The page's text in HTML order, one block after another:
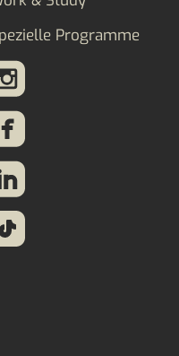
Programme